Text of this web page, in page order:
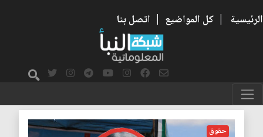
الرئيسية | كل المواضيع | اتصل بنا
وعد بلفور
حقوق